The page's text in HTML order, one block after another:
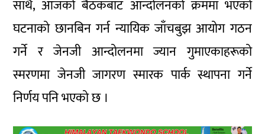
साथै, आजको बैठकबाट आन्दोलनको क्रममा भएको
घटनाको छानबिन गर्न न्यायिक जाँचबुझ आयोग गठन
गर्ने र जेनजी आन्दोलनमा ज्यान गुमाएकाहरूको
स्मरणमा जेनजी जागरण स्मारक पार्क स्थापना गर्ने
निर्णय पनि भएको छ ।